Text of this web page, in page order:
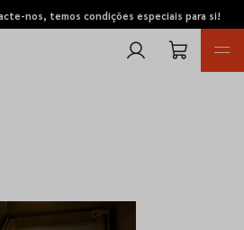
nos, temos condições especiais para si!